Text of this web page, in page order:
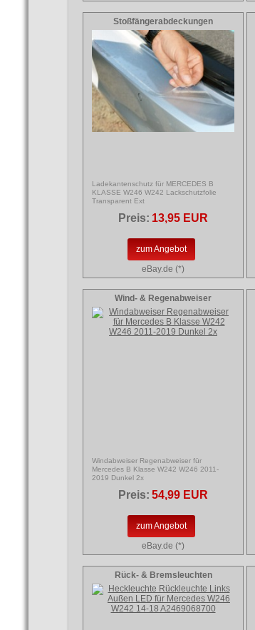
Stoßfängerabdeckungen
Ladekantenschutz für MERCEDES B
KLASSE W246 W242 Lackschutzfolie
Transparent Ext
Preis: 13,95 EUR
zum Angebot
eBay.de (*)
Wind- & Regenabweiser
Windabweiser Regenabweiser für
Mercedes B Klasse W242 W246 2011-
2019 Dunkel 2x
Preis: 54,99 EUR
zum Angebot
eBay.de (*)
Rück- & Bremsleuchten